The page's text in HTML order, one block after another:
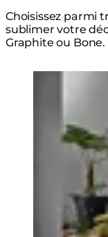
Choisissez parmi
sublimer votre
Graphite ou Bone.